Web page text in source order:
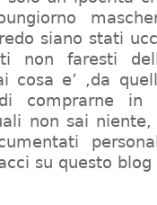
siano stati
non faresti
cosa e’ ,da
comprarne in
non sai
su questo blog